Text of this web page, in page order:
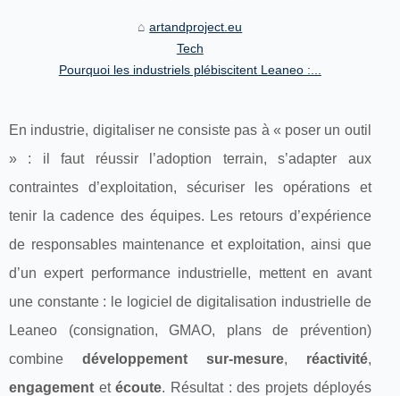
artandproject.eu
Tech
Pourquoi les industriels plébiscitent Leaneo :...
En industrie, digitaliser ne consiste pas à « poser un outil
» : il faut réussir l’adoption terrain, s’adapter aux
contraintes d’exploitation, sécuriser les opérations et
tenir la cadence des équipes. Les retours d’expérience
de responsables maintenance et exploitation, ainsi que
d’un expert performance industrielle, mettent en avant
une constante : le logiciel de digitalisation industrielle de
Leaneo (consignation, GMAO, plans de prévention)
combine développement sur-mesure, réactivité,
engagement etécoute. Résultat : des projets déployés